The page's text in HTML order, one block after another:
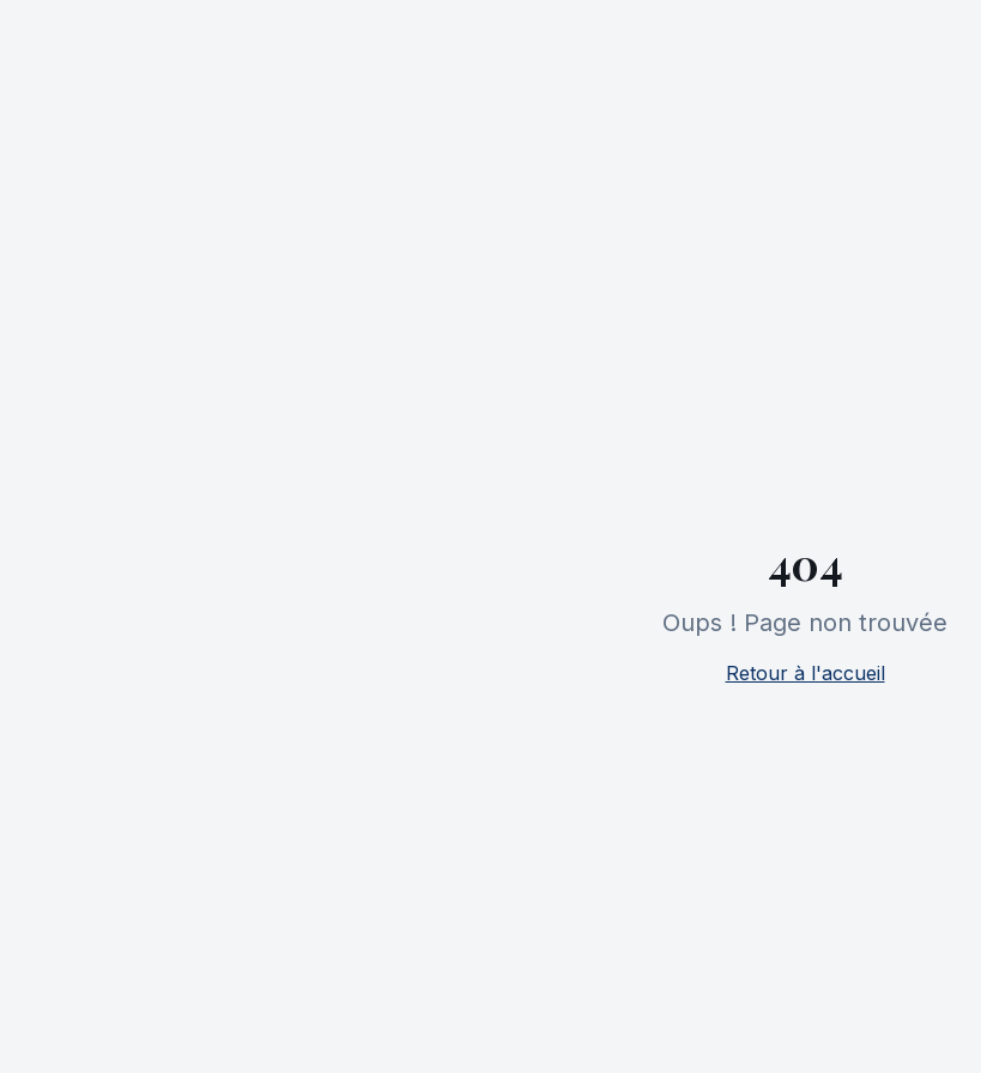
404
Oups ! Page non trouvée
Retour à l'accueil